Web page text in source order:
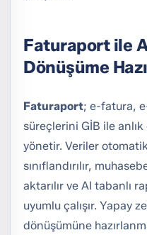
Faturaport ile
Dönüşüme
Faturaport; e-fatura,
süreçlerini GİB ile
yönetir. Veriler
sınıflandırılır,
aktarılır ve AI tabanlı
uyumlu çalışır. Yapay
dönüşümüne